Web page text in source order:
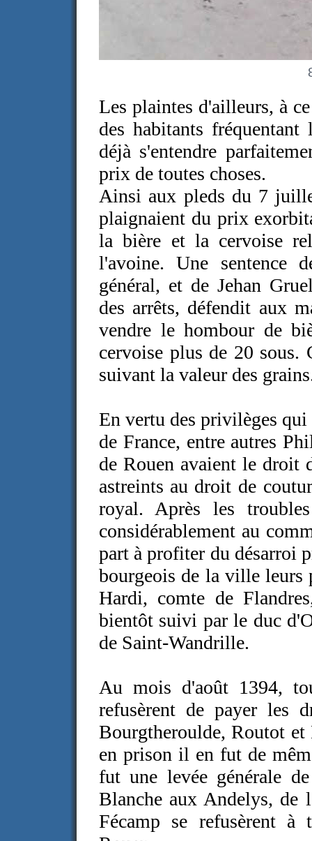
Les plaintes d'ailleurs, à
des habitants fréquentant
déjà s'entendre
prix de toutes choses.
Ainsi aux pleds du 7
plaignaient du prix
la bière et la cervoise
l'avoine. Une sentence
général, et de Jehan
des arrêts, défendit aux
vendre le hombour de
cervoise plus de 20
suivant la valeur des
En vertu des privilèges qui
de France, entre autres
de Rouen avaient le droit
astreints au droit de
royal. Après les
considérablement au
part à profiter du désarroi
bourgeois de la ville
Hardi, comte de
bientôt suivi par le duc
de Saint-Wandrille.
Au mois d'août 1394,
refusèrent de payer les
Bourgtheroulde, Routot
en prison il en fut de
fut une levée générale
Blanche aux Andelys, de
Fécamp se refusèrent à